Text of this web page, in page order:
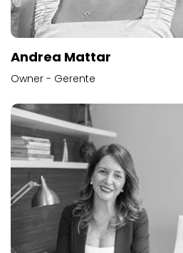
Andrea Mattar
Owner - Gerente